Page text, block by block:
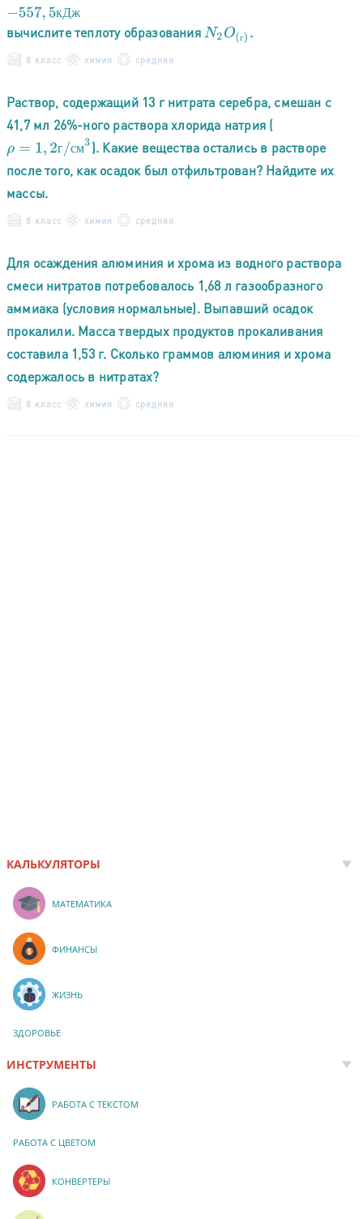
кДж
вычислите теплоту образования г
N2O(г) .
8 класс химия средняя
Раствор, содержащий 13 г нитрата серебра, смешан с
41,7 мл 26%-ного раствора хлорида натрия (
г см
ρ= 1,2 г / см3
). Какие вещества остались в растворе
после того, как осадок был отфильтрован? Найдите их
массы.
8 класс химия средняя
Для осаждения алюминия и хрома из водного раствора
смеси нитратов потребовалось 1,68 л газообразного
аммиака (условия нормальные). Выпавший осадок
прокалили. Масса твердых продуктов прокаливания
составила 1,53 г. Сколько граммов алюминия и хрома
содержалось в нитратах?
8 класс химия средняя
КАЛЬКУЛЯТОРЫ
МАТЕМАТИКА
ФИНАНСЫ
ЖИЗНЬ
ЗДОРОВЬЕ
ИНСТРУМЕНТЫ
РАБОТА С ТЕКСТОМ
РАБОТА С ЦВЕТОМ
КОНВЕРТЕРЫ